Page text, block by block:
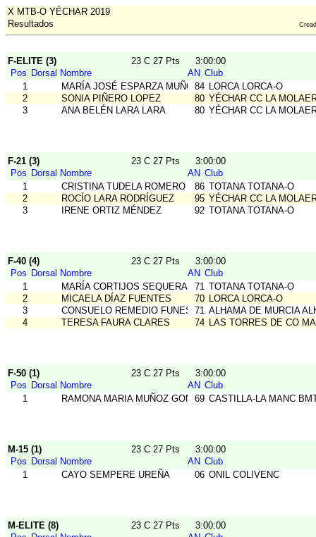
X MTB-O YÉCHAR 2019
Resultados
F-ELITE (3) 23 C 27 Pts
3:00:00
Pos Dorsal Nombre AN Club
1
MARÍA JOSÉ ESPARZA MUÑOZ84 LORCA LORCA-O
2
SONIA PIÑERO LOPEZ 80 YÉCHAR CC LA
3
ANA BELÉN LARA LARA 80 YÉCHAR CC LA
F-21 (3) 23 C 27 Pts
3:00:00
Pos Dorsal Nombre AN Club
1
CRISTINA TUDELA ROMERO 86 TOTANA TOTANA-O
2
ROCÍO LARA RODRÍGUEZ 95 YÉCHAR CC LA
3
IRENE ORTIZ MÉNDEZ 92 TOTANA TOTANA-O
F-40 (4) 23 C 27 Pts
3:00:00
Pos Dorsal Nombre AN Club
1
MARÍA CORTIJOS SEQUERA 71 TOTANA TOTANA-O
2
MICAELA DÍAZ FUENTES 70 LORCA LORCA-O
3
CONSUELO REMEDIO FUNES GAMBIN
71 ALHAMA DE MURCIA
4
TERESA FAURA CLARES 74 LAS TORRES DE CO
F-50 (1) 23 C 27 Pts
3:00:00
Pos Dorsal Nombre AN Club
1
RAMONA MARIA MUÑOZ GOMEZ
69 CASTILLA-LA MANC
M-15 (1) 23 C 27 Pts
3:00:00
Pos Dorsal Nombre AN Club
1
CAYO SEMPERE UREÑA 06 ONIL COLIVENC
M-ELITE (8) 23 C 27 Pts
3:00:00